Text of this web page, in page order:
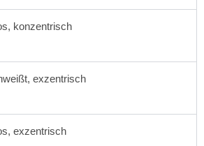
konzentrisch
exzentrisch
exzentrisch